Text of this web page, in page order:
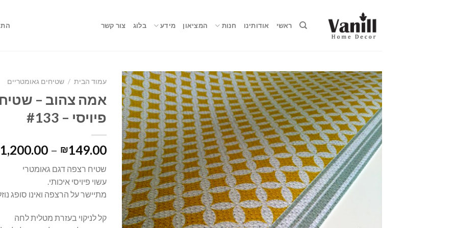
ראשי אודותינו חנות המציאון מידע בלוג צור קשר
עמוד הבית / שטיחים גאומטריים
אמה צהוב –
פיויסי – #133
₪149.00
–
1,200.00
שטיח רצפה דגם גאומטרי
עשוי פיויסי איכותי.
מתיישר על הרצפה ואינו סופג
קל לניקוי בעזרת מטלית לחה